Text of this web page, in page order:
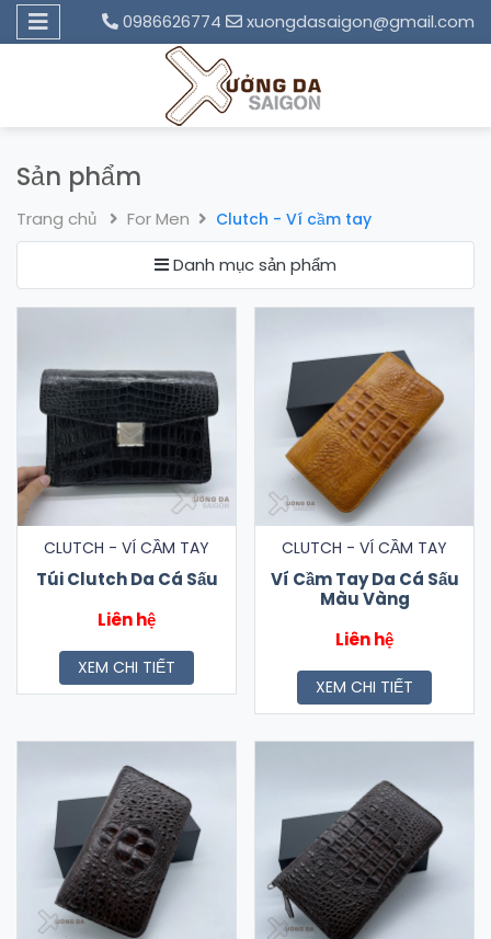
0986626774 xuongdasaigon@gmail.com
Sản phẩm
Trang chủ For Men Clutch - Ví cầm tay
Danh mục sản phẩm
CLUTCH - VÍ CẦM TAY
Túi Clutch Da Cá Sấu
Liên hệ
XEM CHI TIẾT
CLUTCH - VÍ CẦM TAY
Ví Cầm Tay Da Cá Sấu
Màu Vàng
Liên hệ
XEM CHI TIẾT